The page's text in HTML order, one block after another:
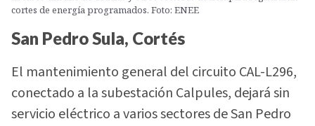
cortes de energía programados. Foto: ENEE
San Pedro Sula, Cortés
El mantenimiento general del circuito CAL-L296,
conectado a la subestación Calpules, dejará sin
servicio eléctrico a varios sectores de San Pedro